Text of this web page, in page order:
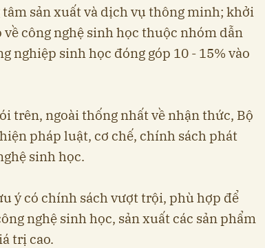
sản xuất và dịch vụ thông minh; khởi
công nghệ sinh học thuộc nhóm dẫn
nghiệp sinh học đóng góp 10 - 15% vào
trên, ngoài thống nhất về nhận thức, Bộ
pháp luật, cơ chế, chính sách phát
sinh học.
ý có chính sách vượt trội, phù hợp để
nghệ sinh học, sản xuất các sản phẩm
trị cao.